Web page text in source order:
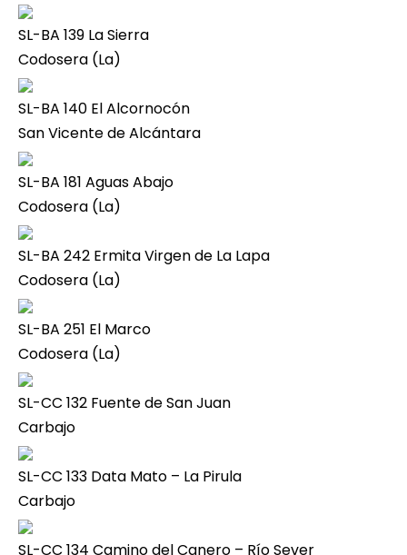
SL-BA 139 La Sierra
Codosera (La)
SL-BA 140 El Alcornocón
San Vicente de Alcántara
SL-BA 181 Aguas Abajo
Codosera (La)
SL-BA 242 Ermita Virgen de La Lapa
Codosera (La)
SL-BA 251 El Marco
Codosera (La)
SL-CC 132 Fuente de San Juan
Carbajo
SL-CC 133 Data Mato – La Pirula
Carbajo
SL-CC 134 Camino del Canero – Río Sever